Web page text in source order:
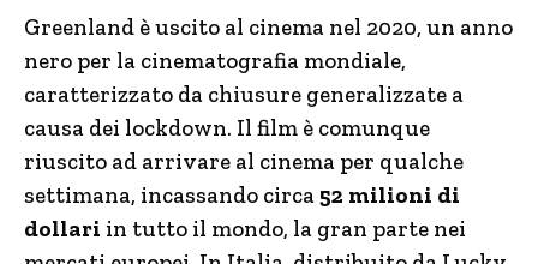
Greenland è uscito al cinema nel 2020, un anno
nero per la cinematografia mondiale,
caratterizzato da chiusure generalizzate a
causa dei lockdown. Il film è comunque
riuscito ad arrivare al cinema per qualche
settimana, incassando circa52 milioni di
dollari in tutto il mondo, la gran parte nei